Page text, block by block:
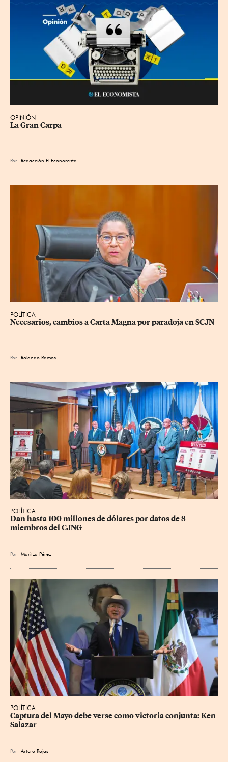
OPINIÓN
La Gran Carpa
Por Redacción El Economista
POLÍTICA
Necesarios, cambios a Carta Magna por paradoja en SCJN
Por Rolando Ramos
POLÍTICA
Dan hasta 100 millones de dólares por datos de 8
miembros del CJNG
Por Maritza Pérez
POLÍTICA
Captura del Mayo debe verse como victoria conjunta: Ken
Salazar
Por Arturo Rojas